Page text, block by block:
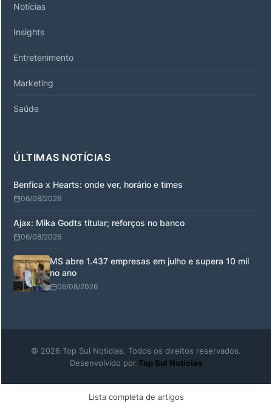
Notícias
Insights
Entretenimento
Marketing
Saúde
ÚLTIMAS NOTÍCIAS
Benfica x Hearts: onde ver, horário e times
06/08/2026
Ajax: Mika Godts titular; reforços no banco
06/08/2026
MS abre 1.437 empresas em julho e supera 10 mil
no ano
06/08/2026
© 2026 Top Sul Noticias. Todos os direitos reservados.
Desenvolvido por Top Sul Noticias
Lista completa de artigos